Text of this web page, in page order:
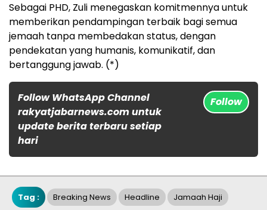
Sebagai PHD, Zuli menegaskan komitmennya untuk
memberikan pendampingan terbaik bagi semua
jemaah tanpa membedakan status, dengan
pendekatan yang humanis, komunikatif, dan
bertanggung jawab. (*)
Follow WhatsApp Channel
rakyatjabarnews.com untuk
update berita terbaru setiap
hari
Follow
Tag : Breaking News Headline Jamaah Haji